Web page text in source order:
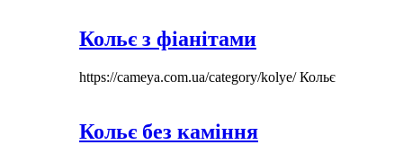
Кольє з фіанітами
https://cameya.com.ua/category/kolye/Кольє
Кольє без каміння